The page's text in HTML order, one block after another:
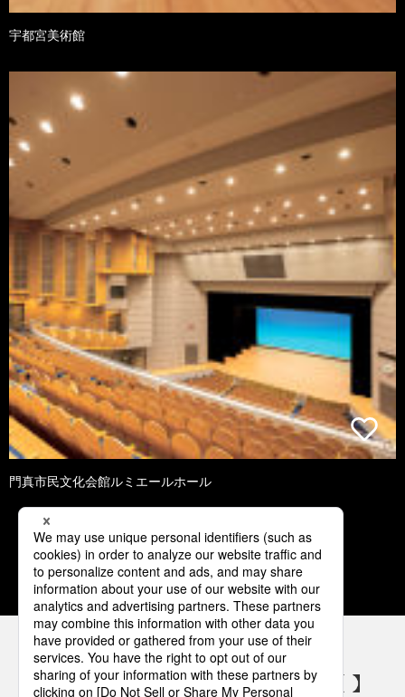
宇都宮美術館
門真市民文化会館ルミエールホール
1 2 3 4 5
パナソニックの電気設備 SNSアカウント